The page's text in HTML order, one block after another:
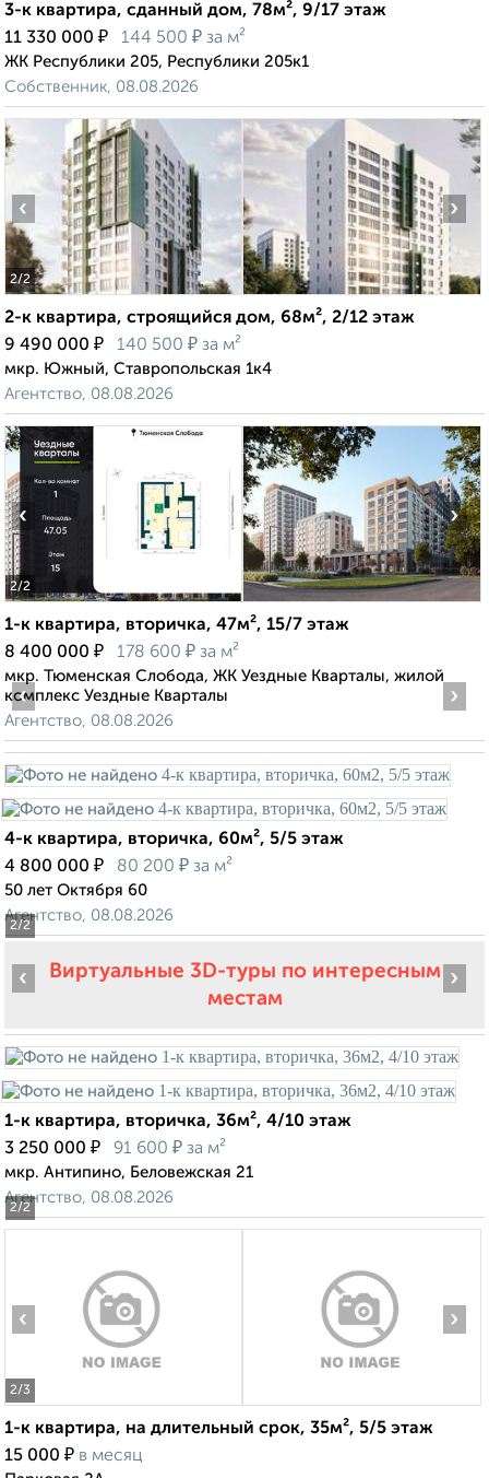
3-к квартира, сданный дом, 78м², 9/17 этаж
11 330 000 ₽ 144 500 ₽ за м²
ЖК Республики 205, Республики 205к1
Собственник, 08.08.2026
2/2
‹ ›
2-к квартира, строящийся дом, 68м², 2/12 этаж
9 490 000 ₽ 140 500 ₽ за м²
мкр. Южный, Ставропольская 1к4
Агентство, 08.08.2026
2/2
‹ ›
1-к квартира, вторичка, 47м², 15/7 этаж
8 400 000 ₽ 178 600 ₽ за м²
мкр. Тюменская Слобода, ЖК Уездные Кварталы, жилой
комплекс Уездные Кварталы
Агентство, 08.08.2026
2/2
‹ ›
4-к квартира, вторичка, 60м², 5/5 этаж
4 800 000 ₽ 80 200 ₽ за м²
50 лет Октября 60
Агентство, 08.08.2026
Виртуальные 3D-туры по интересным
местам
2/2
‹ ›
1-к квартира, вторичка, 36м², 4/10 этаж
3 250 000 ₽ 91 600 ₽ за м²
мкр. Антипино, Беловежская 21
Агентство, 08.08.2026
2/3
‹ ›
1-к квартира, на длительный срок, 35м², 5/5 этаж
15 000 ₽ в месяц